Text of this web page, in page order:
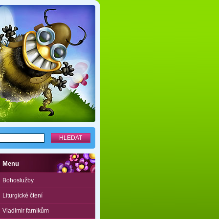
Menu
Bohoslužby
Liturgické čtení
Vladimír farníkům